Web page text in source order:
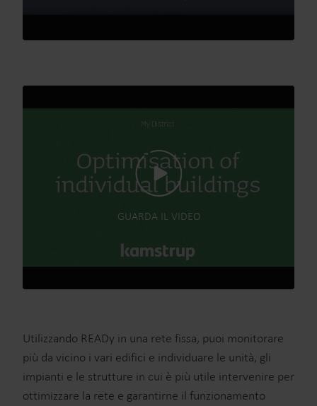
GUARDA IL VIDEO
Utilizzando READy in una rete fissa, puoi monitorare
più da vicino i vari edifici e individuare le unità, gli
impianti e le strutture in cui è più utile intervenire per
ottimizzare la rete e garantirne il funzionamento